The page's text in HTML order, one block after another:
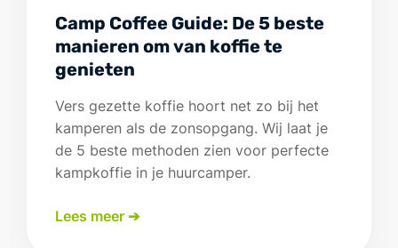
Camp Coffee Guide: De 5 beste
manieren om van koffie te
genieten
Vers gezette koffie hoort net zo bij het
kamperen als de zonsopgang. Wij laat je
de 5 beste methoden zien voor perfecte
kampkoffie in je huurcamper.
Lees meer ➔